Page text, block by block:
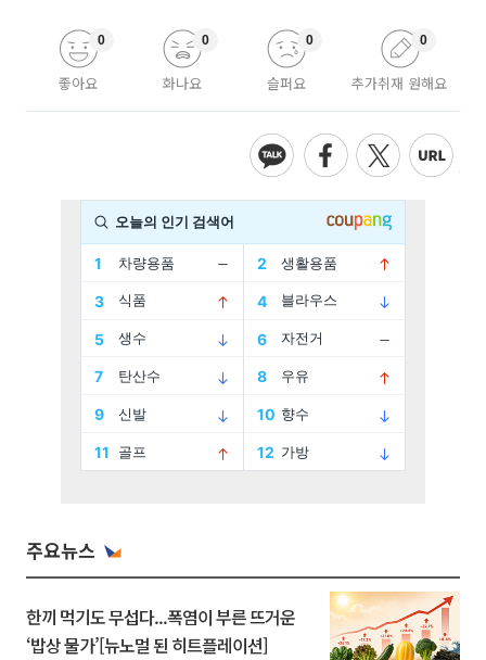
좋아요
0
화나요
0
슬퍼요
0
추가취재 원해요
0
주요뉴스
한끼 먹기도 무섭다...폭염이 부른 뜨거운
‘밥상 물가’[뉴노멀 된 히트플레이션]